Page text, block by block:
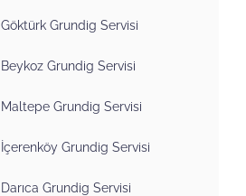
Göktürk Grundig Servisi
Beykoz Grundig Servisi
Maltepe Grundig Servisi
İçerenköy Grundig Servisi
Darıca Grundig Servisi